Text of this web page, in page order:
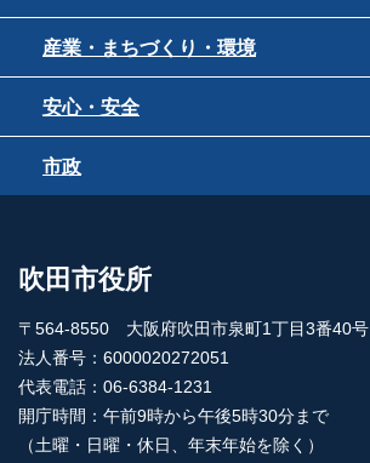
産業・まちづくり・環境
安心・安全
市政
吹田市役所
〒564-8550 大阪府吹田市泉町1丁目3番40号
法人番号：6000020272051
代表電話：06-6384-1231
開庁時間：午前9時から午後5時30分まで
（土曜・日曜・休日、年末年始を除く）